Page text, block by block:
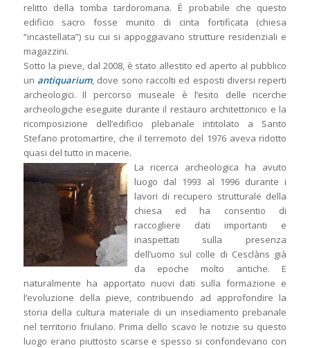
relitto della tomba tardoromana. È probabile che questo
edificio sacro fosse munito di cinta fortificata (chiesa
“incastellata”) su cui si appoggiavano strutture residenziali e
magazzini.
Sotto la pieve, dal 2008, è stato allestito ed aperto al pubblico
un antiquarium, dove sono raccolti ed esposti diversi reperti
archeologici. Il percorso museale è l’esito delle ricerche
archeologiche eseguite durante il restauro architettonico e la
ricomposizione dell’edificio plebanale intitolato a Santo
Stefano protomartire, che il terremoto del 1976 aveva ridotto
quasi del tutto in macerie.
La ricerca archeologica ha avuto
luogo dal 1993 al 1996 durante i
lavori di recupero strutturale della
chiesa ed ha consentio di
raccogliere dati importanti e
inaspettati sulla presenza
dell’uomo sul colle di Cesclàns già
da epoche molto antiche. E
naturalmente ha apportato nuovi dati sulla formazione e
l’evoluzione della pieve, contribuendo ad approfondire la
storia della cultura materiale di un insediamento prebanale
nel territorio friulano. Prima dello scavo le notizie su questo
luogo erano piuttosto scarse e spesso si confondevano con